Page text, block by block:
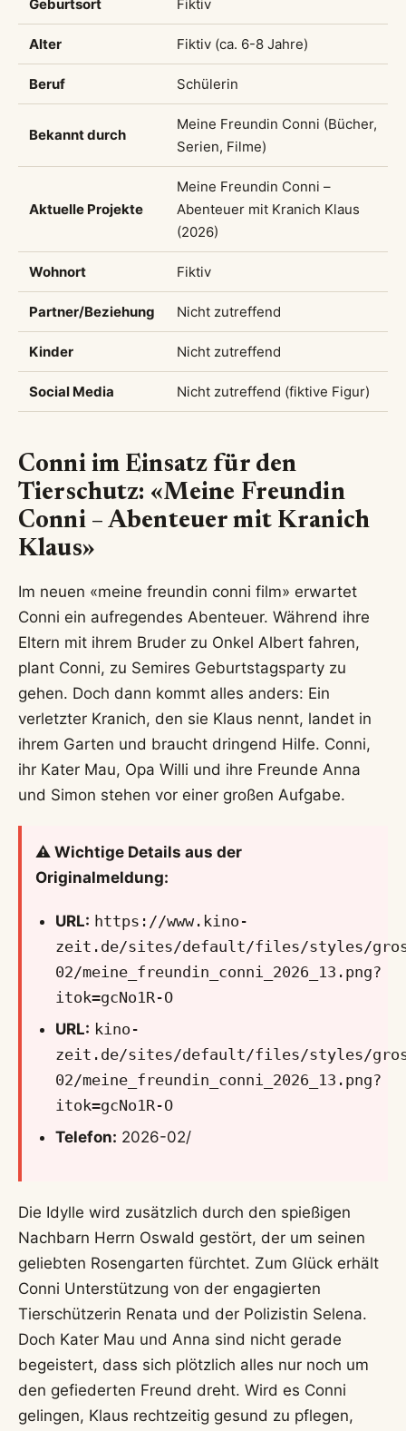
Geburtsort Fiktiv
Alter Fiktiv (ca. 6-8 Jahre)
Beruf Schülerin
Bekannt durch
Meine Freundin Conni (Bücher,
Serien, Filme)
Aktuelle Projekte
Meine Freundin Conni –
Abenteuer mit Kranich Klaus
(2026)
Wohnort Fiktiv
Partner/Beziehung Nicht zutreffend
Kinder Nicht zutreffend
Social Media Nicht zutreffend (fiktive Figur)
Conni im Einsatz für den
Tierschutz: «Meine Freundin
Conni – Abenteuer mit Kranich
Klaus»
Im neuen «meine freundin conni film» erwartet
Conni ein aufregendes Abenteuer. Während ihre
Eltern mit ihrem Bruder zu Onkel Albert fahren,
plant Conni, zu Semires Geburtstagsparty zu
gehen. Doch dann kommt alles anders: Ein
verletzter Kranich, den sie Klaus nennt, landet in
ihrem Garten und braucht dringend Hilfe. Conni,
ihr Kater Mau, Opa Willi und ihre Freunde Anna
und Simon stehen vor einer großen Aufgabe.
⚠️ Wichtige Details aus der
Originalmeldung:
URL: https://www.kino-
zeit.de/sites/default/files/styles/
02/meine_freundin_conni_2026_13.png?
itok=gcNo1R-O
URL: kino-
zeit.de/sites/default/files/styles/
02/meine_freundin_conni_2026_13.png?
itok=gcNo1R-O
Telefon: 2026-02/
Die Idylle wird zusätzlich durch den spießigen
Nachbarn Herrn Oswald gestört, der um seinen
geliebten Rosengarten fürchtet. Zum Glück erhält
Conni Unterstützung von der engagierten
Tierschützerin Renata und der Polizistin Selena.
Doch Kater Mau und Anna sind nicht gerade
begeistert, dass sich plötzlich alles nur noch um
den gefiederten Freund dreht. Wird es Conni
gelingen, Klaus rechtzeitig gesund zu pflegen,